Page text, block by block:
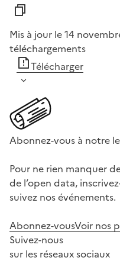
Mis à jour le 14
téléchargements
Télécharger
Abonnez-vous à notre
Pour ne rien manquer
de l’open data,
suivez nos événements.
Abonnez-vousVoir nos
Suivez-nous
sur les réseaux sociaux